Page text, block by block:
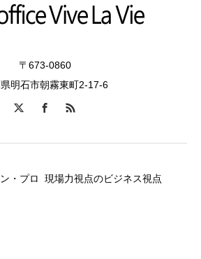
〒673-0860
明石市朝霧東町2-17-6
・プロ
現場力視点のビジネス視点